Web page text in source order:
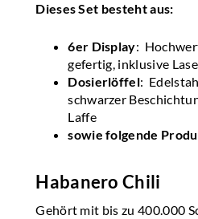
Dieses Set besteht aus:
6er Display:
gefertig, inklusive
Dosierlöffel:
schwarzer
Laffe
sowie folgende
Habanero Chili
Gehört mit bis zu 400.000